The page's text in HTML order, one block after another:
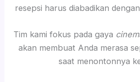
resepsi harus diabadikan
Tim kami fokus pada gaya
akan membuat Anda merasa
saat menontonnya